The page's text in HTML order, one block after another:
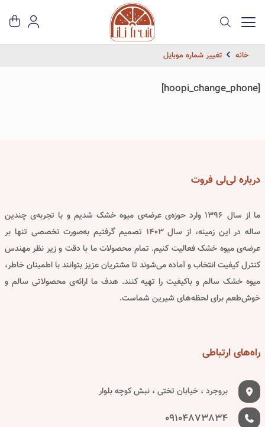
خانه تغییر شماره موبایل
[hoopi_change_phone]
دربارهلی‌لی فروت
ما از سال ۱۳۹۶ وارد حوزه‌ی عرضه‌ی میوه خشک شدیم و با تجربه‌ی چندین
ساله در این زمینه، از سال ۱۴۰۳ تصمیم گرفتیم به‌صورت تخصصی تنها بر
عرضه‌ی میوه خشک فعالیت کنیم. تمام محصولات ما با دقت و زیر نظر مهندس
کنترل کیفیت انتخاب و آماده می‌شوند تا مشتریان عزیز بتوانند با اطمینان خاطر،
میوه خشک سالم و باکیفیت را تهیه کنند. هدف ما ارائه‌ی محصولاتی سالم و
خوش‌طعم برای لحظه‌های شیرین شماست.
راه‌های ارتباطی
بروجرد ، خیابان تختی ، نبش کوچه بلوار
09104873834